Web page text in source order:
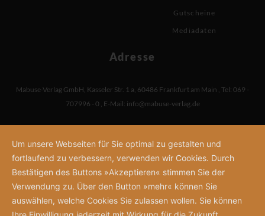
Gutscheine
Mediadaten
Adresse
Mabuse-Verlag GmbH Kasseler Str. 1 a 60486 Frankfurt am Main Tel: 069 -
707996 - 0 E-Mail: info@mabuse-verlag.de
Um unsere Webseiten für Sie optimal zu gestalten und
fortlaufend zu verbessern, verwenden wir Cookies. Durch
Bestätigen des Buttons »Akzeptieren« stimmen Sie der
Verwendung zu. Über den Button »mehr« können Sie
auswählen, welche Cookies Sie zulassen wollen. Sie können